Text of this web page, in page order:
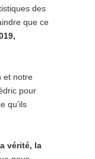
des
que ce
et notre
pour
qu’ils
vérité, la